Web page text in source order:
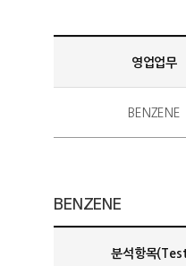
영업업무
BENZENE
BENZENE
분석항목